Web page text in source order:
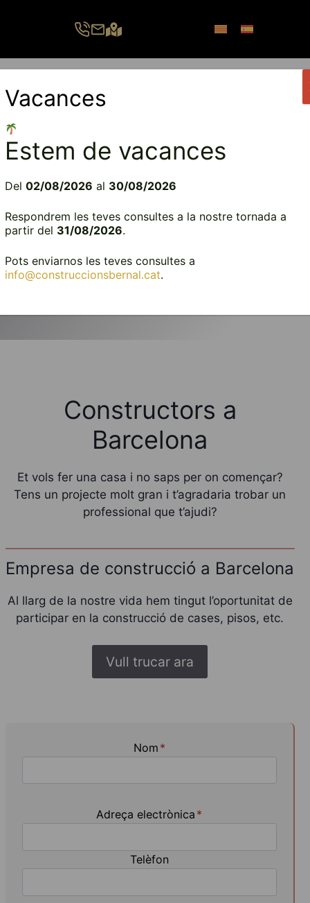
SOM CONSTRUCTORS
Del plànol a les claus. Tu somia, nosaltres ho fem
realitat.
Constructors a
Barcelona
Et vols fer una casa i no saps per on començar?
Tens un projecte molt gran i t’agradaria trobar un
professional que t’ajudi?
Empresa de construcció a Barcelona
Al llarg de la nostre vida hem tingut l’oportunitat de
participar en la construcció de cases, pisos, etc.
Vull trucar ara
Nom *
Adreça electrònica *
Telèfon
Vacances
Estem de vacances
Del 02/08/2026 al 30/08/2026
Respondrem les teves consultes a la nostre tornada a
partir del 31/08/2026.
Pots enviarnos les teves consultes a
info@construccionsbernal.cat.